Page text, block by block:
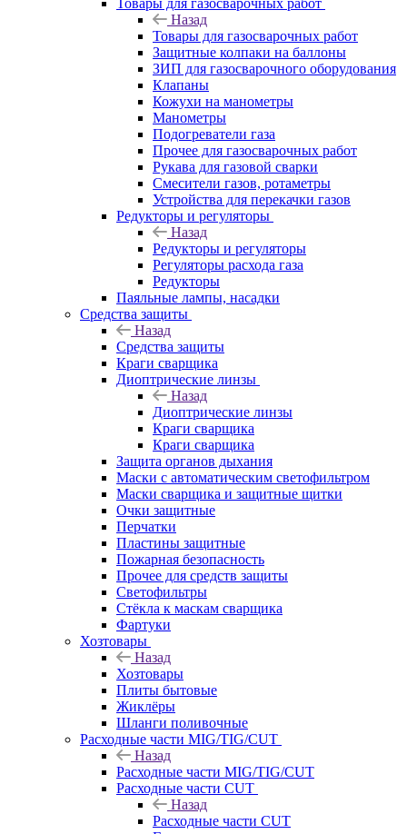
Товары для газосварочных работ
Назад
Товары для газосварочных работ
Защитные колпаки на баллоны
ЗИП для газосварочного оборудования
Клапаны
Кожухи на манометры
Манометры
Подогреватели газа
Прочее для газосварочных работ
Рукава для газовой сварки
Смесители газов, ротаметры
Устройства для перекачки газов
Редукторы и регуляторы
Назад
Редукторы и регуляторы
Регуляторы расхода газа
Редукторы
Паяльные лампы, насадки
Средства защиты
Назад
Средства защиты
Краги сварщика
Диоптрические линзы
Назад
Диоптрические линзы
Краги сварщика
Краги сварщика
Защита органов дыхания
Маски с автоматическим светофильтром
Маски сварщика и защитные щитки
Очки защитные
Перчатки
Пластины защитные
Пожарная безопасность
Прочее для средств защиты
Светофильтры
Стёкла к маскам сварщика
Фартуки
Хозтовары
Назад
Хозтовары
Плиты бытовые
Жиклёры
Шланги поливочные
Расходные части MIG/TIG/CUT
Назад
Расходные части MIG/TIG/CUT
Расходные части CUT
Назад
Расходные части CUT